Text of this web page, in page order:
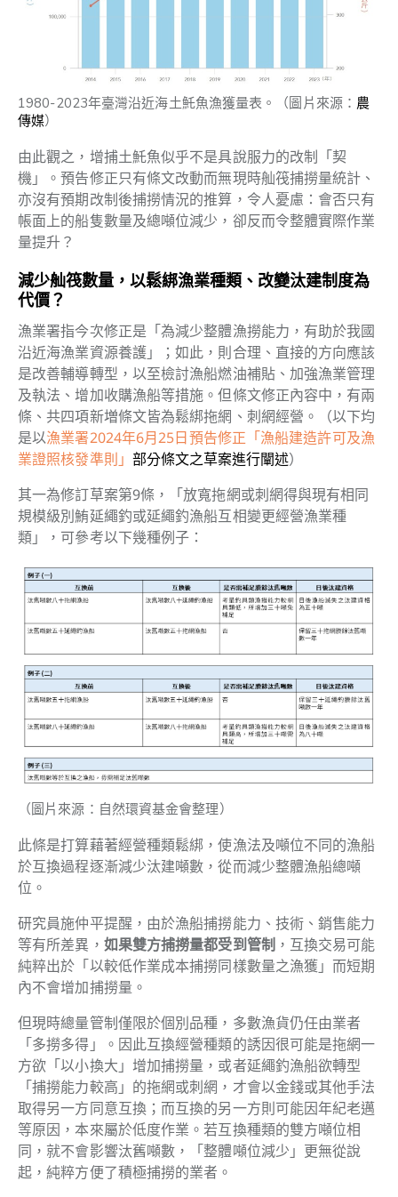
1980-2023年臺灣沿近海土魠魚漁獲量表。（圖片來源： 農
傳媒）
由此觀之，增捕土魠魚似乎不是具說服力的改制「契
機」。預告修正只有條文改動而無現時舢筏捕撈量統計、
亦沒有預期改制後捕撈情況的推算，令人憂慮：會否只有
帳面上的船隻數量及總噸位減少，卻反而令整體實際作業
量提升？
減少舢筏數量，以鬆綁漁業種類、改變汰建制度為
代價？
漁業署指今次修正是「為減少整體漁撈能力，有助於我國
沿近海漁業資源養護」；如此，則合理、直接的方向應該
是改善輔導轉型，以至檢討漁船燃油補貼、加強漁業管理
及執法、增加收購漁船等措施。但條文修正內容中，有兩
條、共四項新増條文皆為鬆綁拖網、刺網經營。（以下均
是以漁業署2024年6月25日預告修正「漁船建造許可及漁
業證照核發準則」 部分條文之草案進行闡述）
其一為修訂草案第9條，
「放寬拖網或刺網得與現有相同
規模級別鮪延繩釣或延繩釣漁船互相變更經營漁業種
類」，可參考以下幾種例子：
（圖片來源：自然環資基金會整理）
此條是打算藉著經營種類鬆綁，使漁法及噸位不同的漁船
於互換過程逐漸減少汰建噸數，從而減少整體漁船總噸
位。
研究員施仲平提醒，由於漁船捕撈能力、技術、銷售能力
等有所差異， 如果雙方捕撈量都受到管制 ，互換交易可能
純粹出於「以較低作業成本捕撈同樣數量之漁獲」而短期
內不會增加捕撈量。
但現時總量管制僅限於個別品種，多數漁貨仍任由業者
「多撈多得」。因此互換經營種類的誘因很可能是拖網一
方欲「以小換大」增加捕撈量，或者延繩釣漁船欲轉型
「捕撈能力較高」的拖網或刺網，才會以金錢或其他手法
取得另一方同意互換；而互換的另一方則可能因年紀老邁
等原因，本來屬於低度作業。若互換種類的雙方噸位相
同，就不會影響汰舊噸數，「整體噸位減少」更無從說
起，純粹方便了積極捕撈的業者。